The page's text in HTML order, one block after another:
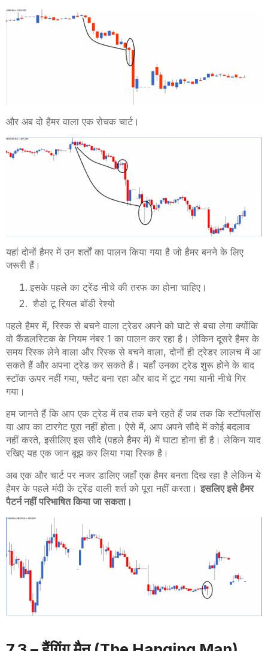
और अब दो हैमर वाला एक रोचक चार्ट।
यहां दोनों हैमर में उन शर्तों का पालन किया गया है जो हैमर बनने के लिए
जरूरी हैं।
इसके पहले का ट्रेंड नीचे की तरफ का होना चाहिए।
शैडो टू रियल बॉडी रेश्यो
पहले हैमर में, रिस्क से बचने वाला ट्रेडर अपने को घाटे से बचा लेगा क्योंकि
वो कैंडलस्टिक के नियम नंबर 1 का पालन कर रहा है। लेकिन दूसरे हैमर के
समय रिस्क लेने वाला और रिस्क से बचने वाला, दोनों ही ट्रेडर लालच में आ
सकते हैं और अपना ट्रेड कर सकते हैं। यहाँ उनका ट्रेड शुरू होने के बाद
स्टॉक ऊपर नहीं गया, फ्लैट बना रहा और बाद में टूट गया यानी नीचे गिर
गया।
हम जानते हैं कि आप एक ट्रेड में तब तक बने रहते हैं जब तक कि स्टॉपलॉस
या आप का टारगेट पूरा नहीं होता। ऐसे में, आप अपने सौदे में कोई बदलाव
नहीं करते, इसीलिए इस सौदे (पहले हैमर में) में घाटा होना ही है। लेकिन याद
रखिए यह एक जान बूझ कर लिया गया रिस्क है।
अब एक और चार्ट पर नजर डालिए जहाँ एक हैमर बनता दिख रहा है लेकिन ये
हैमर के पहले मंदी के ट्रेंड वाली शर्त को पूरा नहीं करता।इसलिए इसे हैमर
पैटर्न नहीं परिभाषित किया जा सकता।